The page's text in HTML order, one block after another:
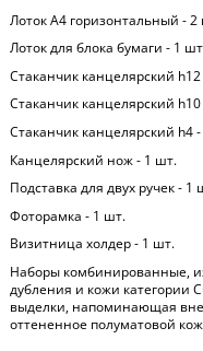
Лоток А4 горизонтальный - 2
Лоток для блока бумаги - 1
Стаканчик канцелярский
Стаканчик канцелярский
Стаканчик канцелярский h4
Канцелярский нож - 1 шт.
Подставка для двух ручек - 1
Фоторамка - 1 шт.
Визитница холдер - 1 шт.
Наборы комбинированные,
дубления и кожи категории
выделки, напоминающая
оттененное полуматовой